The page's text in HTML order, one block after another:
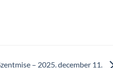
– 2025. december 11.